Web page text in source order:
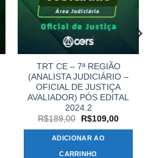
TRT CE – 7ª REGIÃO
(ANALISTA JUDICIÁRIO –
OFICIAL DE JUSTIÇA
AVALIADOR) PÓS EDITAL
2024.2
R$189,00
O
original
era:
R$189,00.
R$109,00O
ADICIONAR AO
CARRINHO